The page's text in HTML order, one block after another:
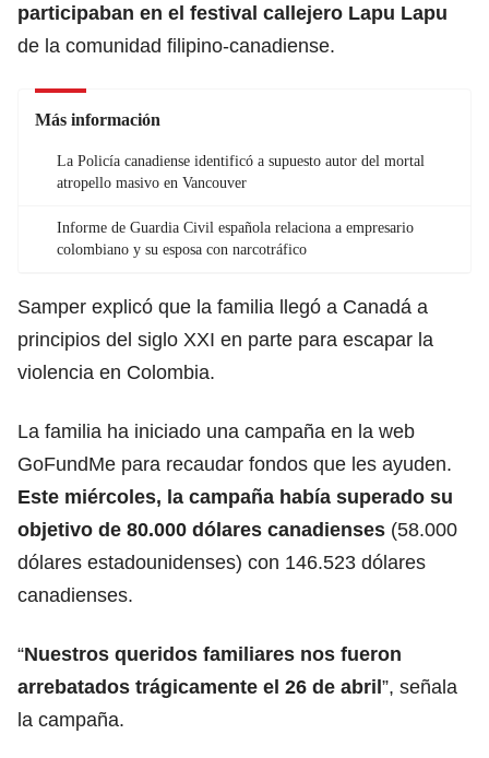
participaban en el festival callejero Lapu Lapu
de la comunidad filipino-canadiense.
Más información
La Policía canadiense identificó a supuesto autor del mortal
atropello masivo en Vancouver
Informe de Guardia Civil española relaciona a empresario
colombiano y su esposa con narcotráfico
Samper explicó que la familia llegó a Canadá a
principios del siglo XXI en parte para escapar la
violencia en Colombia.
La familia ha iniciado una campaña en la web
GoFundMe para recaudar fondos que les ayuden.
Este miércoles, la campaña había superado su
objetivo de 80.000 dólares canadienses (58.000
dólares estadounidenses) con 146.523 dólares
canadienses.
“Nuestros queridos familiares nos fueron
arrebatados trágicamente el 26 de abril”, señala
la campaña.